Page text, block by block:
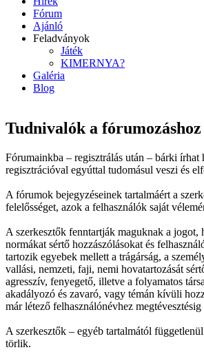
Fórum
Ajánló
Feladványok
Játék
KIMERNYA?
Galéria
Blog
Tudnivalók a fórumozáshoz
Fórumainkba – regisztrálás után – bárki írhat
regisztrációval egyúttal tudomásul veszi és
A fórumok bejegyzéseinek tartalmáért a
felelősséget, azok a felhasználók saját
A szerkesztők fenntartják maguknak a jogot,
normákat sértő hozzászólásokat és
tartozik egyebek mellett a trágárság, a
vallási, nemzeti, faji, nemi hovatartozását
agresszív, fenyegető, illetve a folyamatos
akadályozó és zavaró, vagy témán kívüli
már létező felhasználónévhez
A szerkesztők – egyéb tartalmától
törlik.